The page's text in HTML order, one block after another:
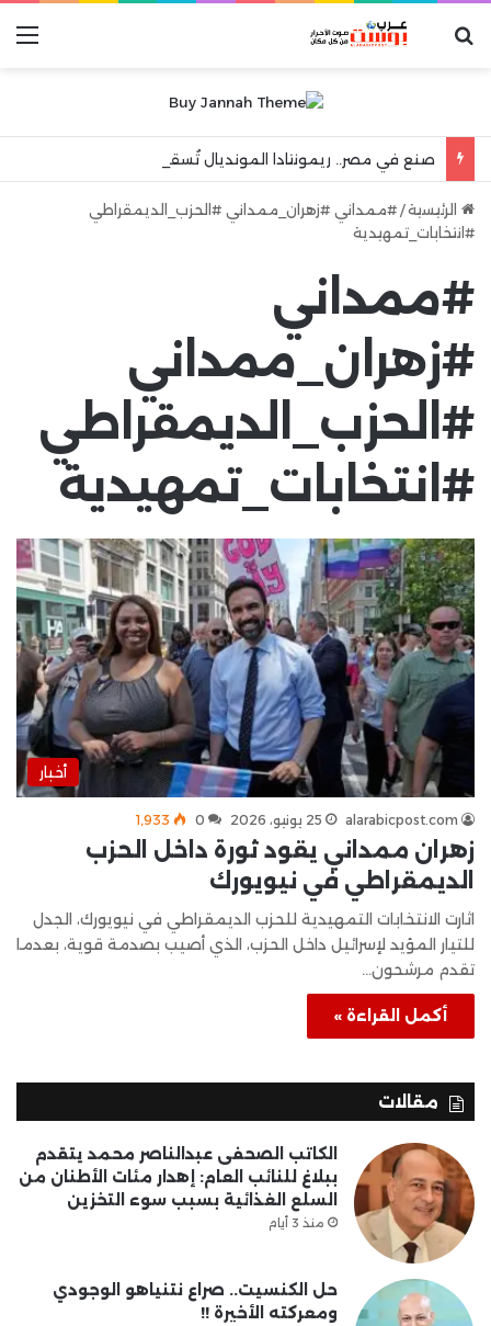
بحث عن
الرئيسية/ #ممداني #زهران_ممداني #الحزب_الديمقراطي
#انتخابات_تمهيدية
#ممداني
#زهران_ممداني
#الحزب_الديمقراطي
#انتخابات_تمهيدية
أخبار
alarabicpost.com 25 يونيو، 2026 0 1٬933
زهران ممداني يقود ثورة داخل الحزب
الديمقراطي في نيويورك
اثارت الانتخابات التمهيدية للحزب الديمقراطي في نيويورك، الجدل
للتيار المؤيد لإسرائيل داخل الحزب، الذي أصيب بصدمة قوية، بعدما
تقدم مرشحون…
أكمل القراءة »
مقالات
الكاتب الصحفى عبدالناصر محمد يتقدم
ببلاغ للنائب العام: إهدار مئات الأطنان من
السلع الغذائية بسبب سوء التخزين
منذ 3 أيام
حل الكنسيت.. صراع نتنياهو الوجودي
ومعركته الأخيرة !!